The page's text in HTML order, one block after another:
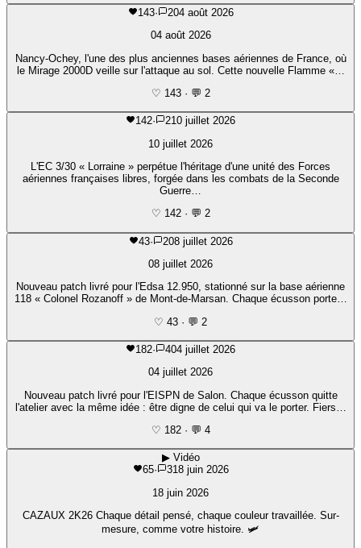
143· 204 août 2026
04 août 2026
Nancy-Ochey, l'une des plus anciennes bases aériennes de France, où
le Mirage 2000D veille sur l'attaque au sol. Cette nouvelle Flamme «…
♡ 143· 💬 2
142· 210 juillet 2026
10 juillet 2026
L'EC 3/30 « Lorraine » perpétue l'héritage d'une unité des Forces
aériennes françaises libres, forgée dans les combats de la Seconde
Guerre…
♡ 142· 💬 2
43· 208 juillet 2026
08 juillet 2026
Nouveau patch livré pour l'Edsa 12.950, stationné sur la base aérienne
118 « Colonel Rozanoff » de Mont-de-Marsan. Chaque écusson porte…
♡ 43 · 💬 2
182· 404 juillet 2026
04 juillet 2026
Nouveau patch livré pour l'EISPN de Salon. Chaque écusson quitte
l'atelier avec la même idée : être digne de celui qui va le porter. Fiers…
♡ 182· 💬 4
▶ Vidéo
65· 318 juin 2026
18 juin 2026
CAZAUX 2K26 Chaque détail pensé, chaque couleur travaillée. Sur-
mesure, comme votre histoire. 🛩️